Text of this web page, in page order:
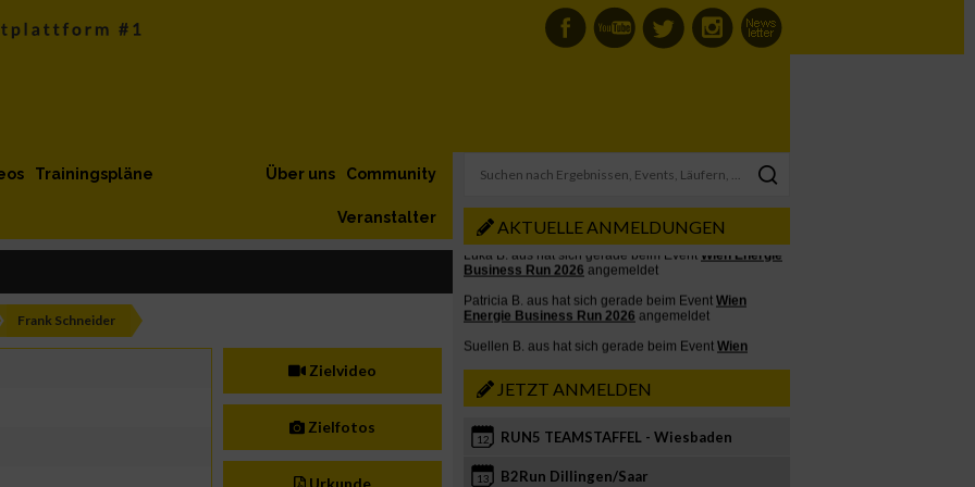
Trainingspläne Community
Über uns
Veranstalter
Frank Schneider
Zielvideo
Zielfotos
Urkunde
AKTUELLE ANMELDUNGEN
JETZT ANMELDEN
12 RUN5 TEAMSTAFFEL - Wiesbaden
13 B2Run Dillingen/Saar